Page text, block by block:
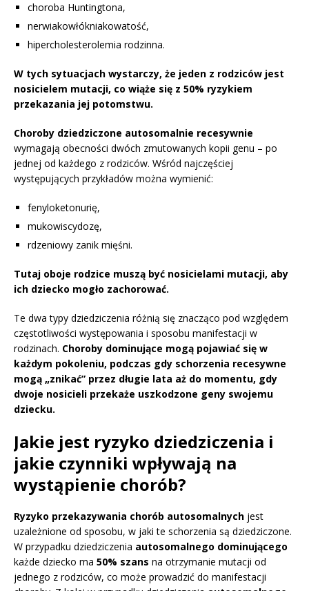
choroba Huntingtona,
nerwiakowłókniakowatość,
hipercholesterolemia rodzinna.
W tych sytuacjach wystarczy, że jeden z rodziców jest
nosicielem mutacji, co wiąże się z 50% ryzykiem
przekazania jej potomstwu.
Choroby dziedziczone autosomalnie recesywnie
wymagają obecności dwóch zmutowanych kopii genu – po
jednej od każdego z rodziców. Wśród najczęściej
występujących przykładów można wymienić:
fenyloketonurię,
mukowiscydozę,
rdzeniowy zanik mięśni.
Tutaj oboje rodzice muszą być nosicielami mutacji, aby
ich dziecko mogło zachorować.
Te dwa typy dziedziczenia różnią się znacząco pod względem
częstotliwości występowania i sposobu manifestacji w
rodzinach. Choroby dominujące mogą pojawiać się w
każdym pokoleniu, podczas gdy schorzenia recesywne
mogą „znikać” przez długie lata aż do momentu, gdy
dwoje nosicieli przekaże uszkodzone geny swojemu
dziecku.
Jakie jest ryzyko dziedziczenia i
jakie czynniki wpływają na
wystąpienie chorób?
Ryzyko przekazywania chorób autosomalnych jest
uzależnione od sposobu, w jaki te schorzenia są dziedziczone.
W przypadku dziedziczenia autosomalnego dominującego
każde dziecko ma 50% szans na otrzymanie mutacji od
jednego z rodziców, co może prowadzić do manifestacji